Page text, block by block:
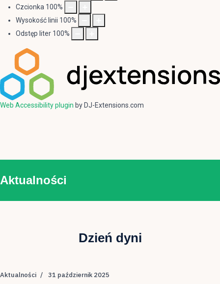
Czcionka 100%
Wysokość linii 100%
Odstęp liter 100%
Web Accessibility plugin by DJ-Extensions.com
Aktualności
Dzień dyni
Aktualności 31 październik 2025